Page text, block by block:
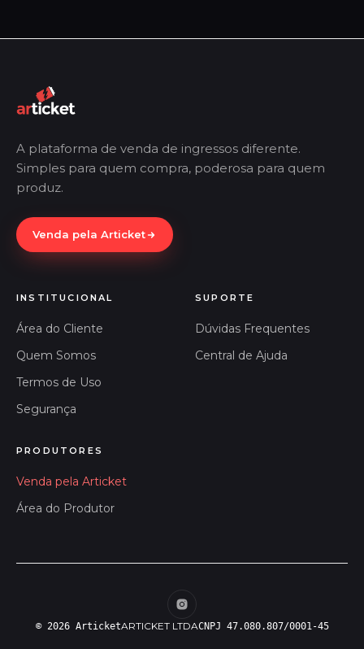
A plataforma de venda de ingressos diferente.
Simples para quem compra, poderosa para quem
produz.
Venda pela Articket
INSTITUCIONAL
Área do Cliente
Quem Somos
Termos de Uso
Segurança
SUPORTE
Dúvidas Frequentes
Central de Ajuda
PRODUTORES
Venda pela Articket
Área do Produtor
© 2026 ArticketARTICKET LTDACNPJ 47.080.807/0001-45